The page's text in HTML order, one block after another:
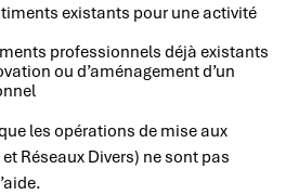
existants pour une activité
professionnels déjà existants
ou d’aménagement d’un
les opérations de mise aux
Réseaux Divers) ne sont pas